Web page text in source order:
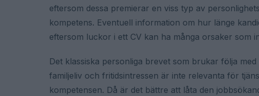
eftersom dessa premierar en viss typ av
kompetens. Eventuell information om hur länge
eftersom luckor i ett CV kan ha många orsaker som
Det klassiska personliga brevet som brukar följa
familjeliv och fritidsintressen är inte relevanta för
kompetensen. Då är det bättre att låta den